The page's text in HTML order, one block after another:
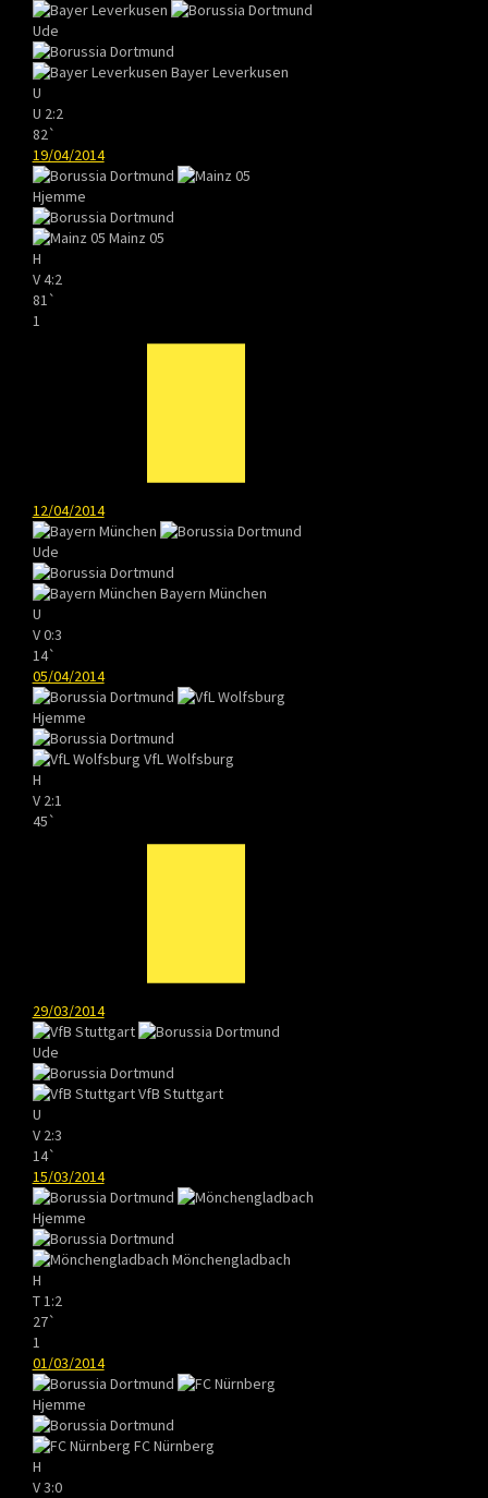
Ude
Bayer Leverkusen
U
U 2:2
82`
19/04/2014
Hjemme
Mainz 05
H
V4:2
81`
1
12/04/2014
Ude
Bayern München
U
V0:3
14`
05/04/2014
Hjemme
VfL Wolfsburg
H
V 2:1
45`
29/03/2014
Ude
VfB Stuttgart
U
V 2:3
14`
15/03/2014
Hjemme
Mönchengladbach
H
T 1:2
27`
1
01/03/2014
Hjemme
FC Nürnberg
H
V3:0